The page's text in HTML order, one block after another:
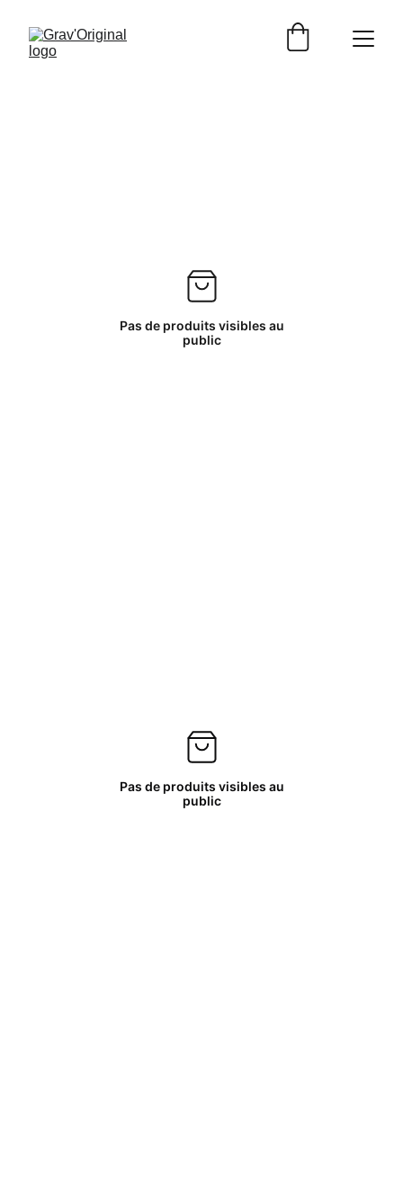
Pas de produits visibles au
public
Pas de produits visibles au
public